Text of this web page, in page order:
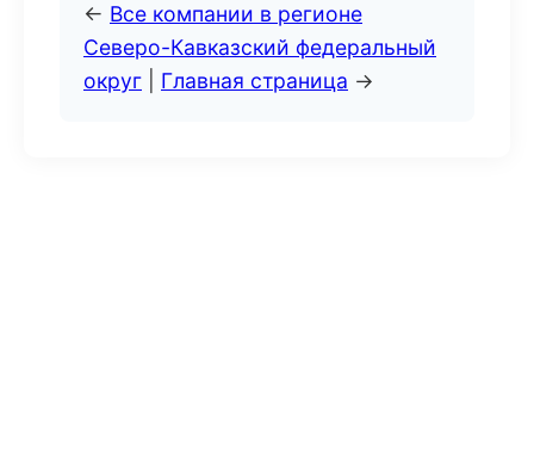
← Все компании в регионе
Северо-Кавказский федеральный
округ
Главная страница →